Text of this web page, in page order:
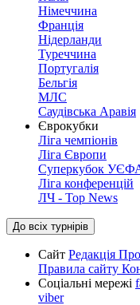
Німеччина
Франція
Нідерланди
Туреччина
Португалія
Бельгія
МЛС
Саудівська Аравія
Єврокубки
Ліга чемпіонів
Ліга Європи
Суперкубок
Ліга конференцій
ЛЧ - Top News
До всіх турнірів
Сайт Редакція
Правила сайту
Соціальні мережі
viber